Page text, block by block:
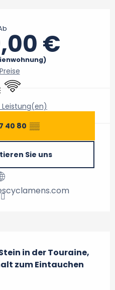
€
Wi-Fi
40 80 ▒▒
Sie uns
in der Touraine,
zum Eintauchen